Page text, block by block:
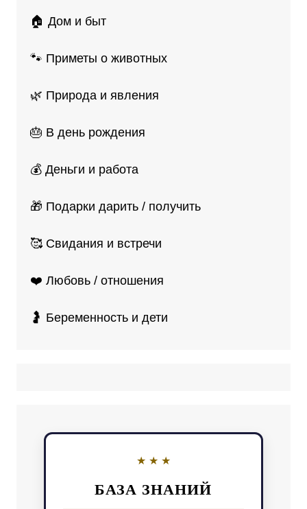
🏠 Дом и быт
🐾 Приметы о животных
🌿 Природа и явления
🎂 В день рождения
💰 Деньги и работа
🎁 Подарки дарить / получить
🥰 Свидания и встречи
❤️ Любовь / отношения
🤰 Беременность и дети
БАЗА ЗНАНИЙ